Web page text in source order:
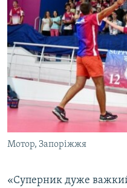
Мотор, Запоріжжя
«Суперник дуже